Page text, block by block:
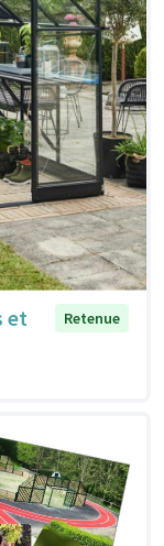
et
Retenue